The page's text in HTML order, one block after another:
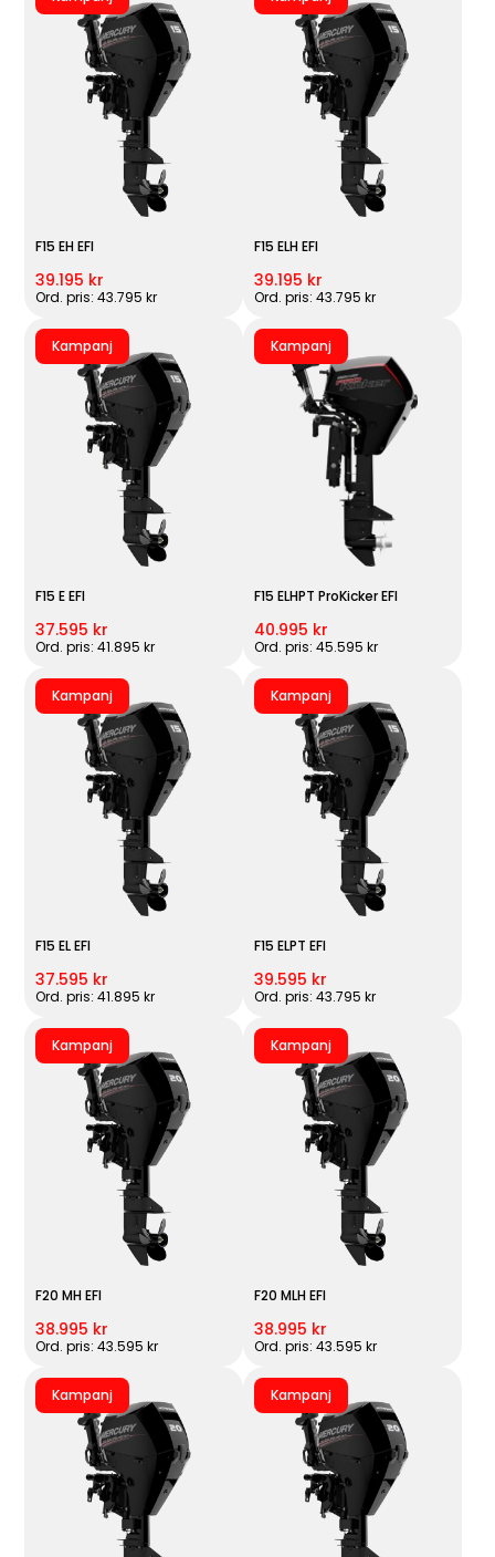
F15 EH EFI
39.195 kr
Ord. pris: 43.795 kr
F15 ELH EFI
39.195 kr
Ord. pris: 43.795 kr
Kampanj
F15 E EFI
37.595 kr
Ord. pris: 41.895 kr
Kampanj
F15 ELHPT ProKicker EFI
40.995 kr
Ord. pris: 45.595 kr
Kampanj
F15 EL EFI
37.595 kr
Ord. pris: 41.895 kr
Kampanj
F15 ELPT EFI
39.595 kr
Ord. pris: 43.795 kr
Kampanj
F20 MH EFI
38.995 kr
Ord. pris: 43.595 kr
Kampanj
F20 MLH EFI
38.995 kr
Ord. pris: 43.595 kr
Kampanj Kampanj